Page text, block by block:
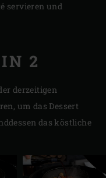
servieren und
2
derzeitigen
um das Dessert
das köstliche